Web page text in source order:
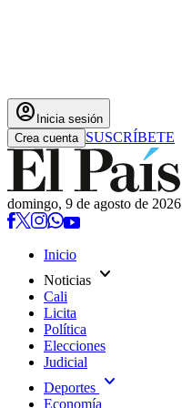
account_circle Inicia sesión
Crea cuenta SUSCRÍBETE
domingo, 9 de agosto de 2026
Inicio
Noticias expand_more
Cali
Licita
Política
Elecciones
Judicial
Deportes expand_more
Economía